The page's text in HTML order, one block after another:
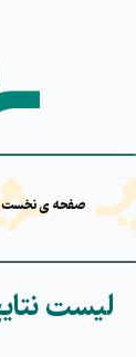
صفحه ی نخست
لیست